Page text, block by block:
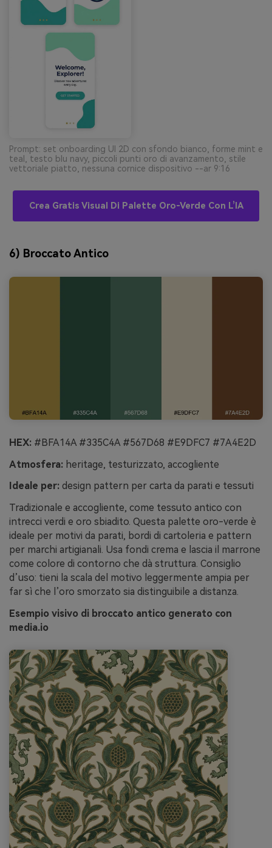
Prompt: set onboarding UI 2D con sfondo bianco, forme mint e
teal, testo blu navy, piccoli punti oro di avanzamento, stile
vettoriale piatto, nessuna cornice dispositivo --ar 9:16
Crea Gratis Visual Di Palette Oro-Verde Con L’IA
6) Broccato Antico
HEX: #BFA14A #335C4A #567D68 #E9DFC7 #7A4E2D
Atmosfera: heritage, testurizzato, accogliente
Ideale per: design pattern per carta da parati e tessuti
Tradizionale e accogliente, come tessuto antico con
intrecci verdi e oro sbiadito. Questa palette oro-verde è
ideale per motivi da parati, bordi di cartoleria e pattern
per marchi artigianali. Usa fondi crema e lascia il marrone
come colore di contorno che dà struttura. Consiglio
d’uso: tieni la scala del motivo leggermente ampia per
far sì che l’oro smorzato sia distinguibile a distanza.
Esempio visivo di broccato antico generato con
media.io